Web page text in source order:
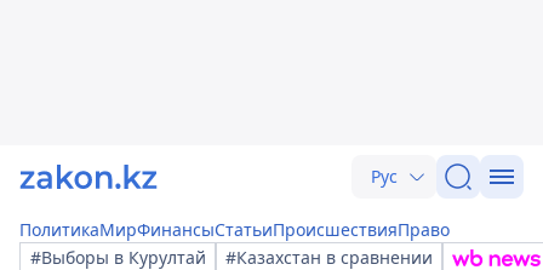
Рус
ПолитикаМирФинансыСтатьиПроисшествияПраво
#Выборы в Курултай
#Казахстан в сравнении